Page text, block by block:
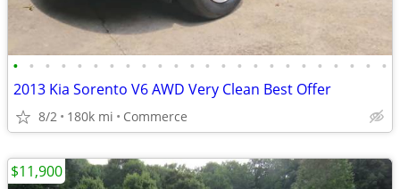
• • • • • • • • • • • • • • • • • • • • • • • •
2013 Kia Sorento V6 AWD Very Clean Best Offer
8/2 180k mi Commerce
$11,900